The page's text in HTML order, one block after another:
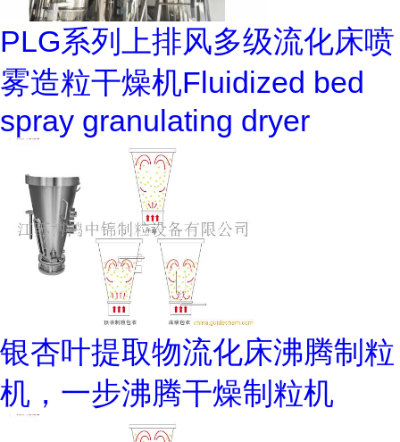
PLG系列上排风多级流化床喷
雾造粒干燥机Fluidized bed
spray granulating dryer
银杏叶提取物流化床沸腾制粒
机，一步沸腾干燥制粒机